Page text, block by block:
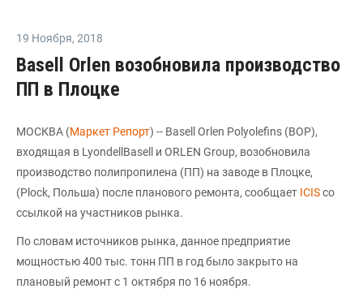
19 Ноября, 2018
Basell Orlen возобновила производство
ПП в Плоцке
МОСКВА (Маркет Репорт) -- Basell Orlen Polyolefins (ВОР),
входящая в LyondellBasell и ORLEN Group, возобновила
производство полипропилена (ПП) на заводе в Плоцке,
(Plock, Польша) после планового ремонта, сообщает ICISсо
ссылкой на участников рынка.
По словам источников рынка, данное предприятие
мощностью 400 тыс. тонн ПП в год было закрыто на
плановый ремонт с 1 октября по 16 ноября.